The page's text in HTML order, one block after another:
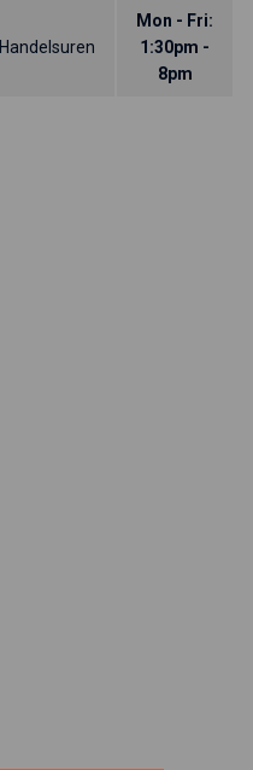
Handelsuren
Mon - Fri:
1:30pm -
8pm